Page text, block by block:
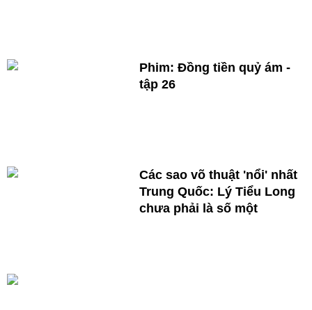
Phim: Đồng tiền quỷ ám -
tập 26
Các sao võ thuật 'nổi' nhất
Trung Quốc: Lý Tiểu Long
chưa phải là số một